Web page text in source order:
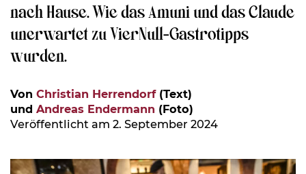
nach Hause. Wie das Amuni und das Claude
unerwartet zu VierNull-Gastrotipps
wurden.
Von Christian Herrendorf(Text)
und Andreas Endermann (Foto)
Veröffentlicht am 2. September 2024